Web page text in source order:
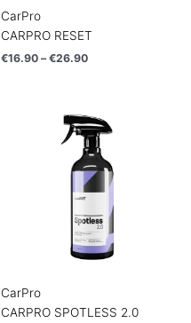
CarPro
CARPRO RESET
€16.90 – €26.90
CarPro
CARPRO SPOTLESS 2.0
range:
€11.90
through
€17.90